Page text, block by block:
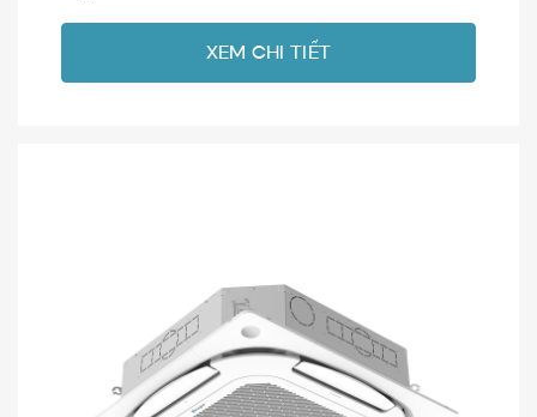
XEM CHI TIẾT